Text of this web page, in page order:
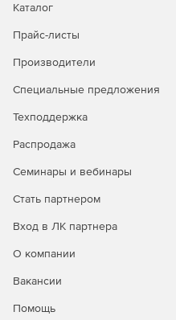
Каталог
Прайс-листы
Производители
Специальные предложения
Техподдержка
Распродажа
Семинары и вебинары
Стать партнером
Вход в ЛК партнера
О компании
Вакансии
Помощь